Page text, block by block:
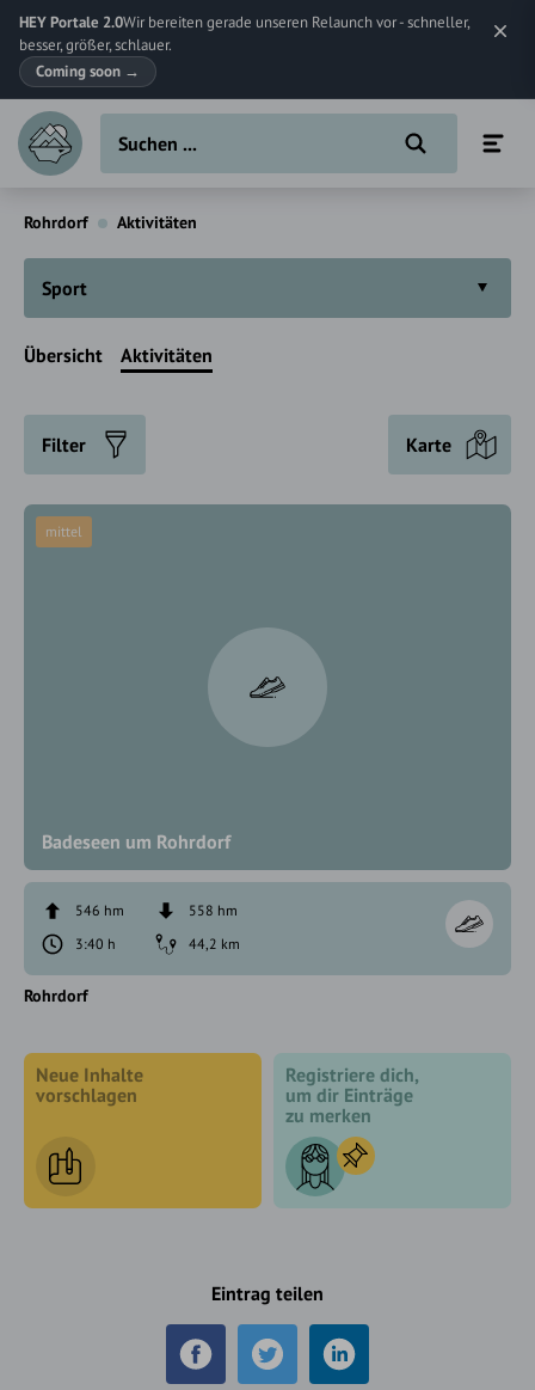
HEY Portale 2.0Wir bereiten gerade unseren Relaunch vor - schneller,
besser, größer, schlauer.
Coming soon →
Rohrdorf Aktivitäten
Sport
Übersicht Aktivitäten
Filter Karte
Badeseen um Rohrdorf
mittel
546 hm
558 hm
3:40 h
44,2 km
Rohrdorf
Neue Inhalte
vorschlagen
Registriere dich,
um dir Einträge
zu merken
Eintrag teilen